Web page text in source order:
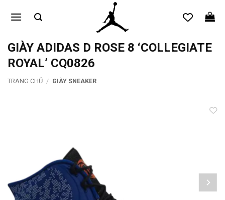
qua
dungGIÀY ADIDAS D ROSE 8 ‘COLLEGIATE
ROYAL’ CQ0826
TRANG CHỦ / GIÀY SNEAKER